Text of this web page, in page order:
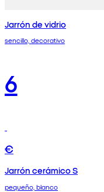
Jarrón de vidrio
sencillo, decorativo
6
€
Jarrón cerámico S
pequeño, blanco